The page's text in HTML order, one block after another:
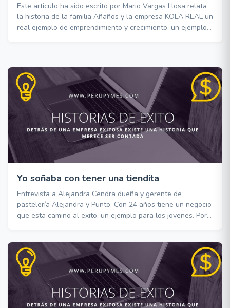
Este articulo ha sido escrito por Mario Vargas Llosa relata
la historia de la familia Añaños y la empresa KOLA REAL un
real ejemplo de emprendimiento y crecimiento, un ejemplo
Yo soñaba con tener una tiendita
Entrevista a Alejandra Cendra dueña y gerente de
pastelería Alejandra y Punto. Con 24 años tiene un negocio
que esta camino al exito, un ejemplo para los jovenes. Por